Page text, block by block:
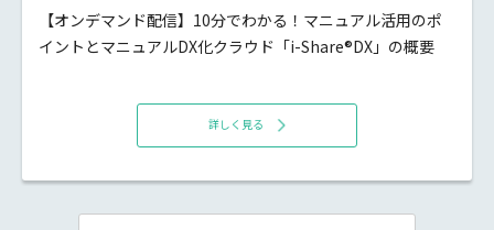
【オンデマンド配信】10分でわかる！マニュアル活用のポ
イントとマニュアルDX化クラウド「i-Share®DX」の概要
詳しく見る